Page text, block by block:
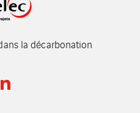
la décarbonation